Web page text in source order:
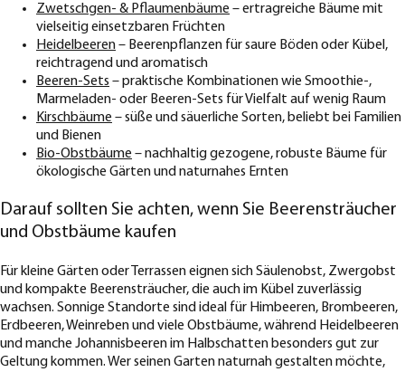
Zwetschgen- & Pflaumenbäume – ertragreiche Bäume mit
vielseitig einsetzbaren Früchten
Heidelbeeren– Beerenpflanzen für saure Böden oder Kübel,
reichtragend und aromatisch
Beeren-Sets – praktische Kombinationen wie Smoothie-,
Marmeladen- oder Beeren-Sets für Vielfalt auf wenig Raum
Kirschbäume – süße und säuerliche Sorten, beliebt bei Familien
und Bienen
Bio-Obstbäume – nachhaltig gezogene, robuste Bäume für
ökologische Gärten und naturnahes Ernten
Darauf sollten Sie achten, wenn Sie Beerensträucher
und Obstbäume kaufen
Für kleine Gärten oder Terrassen eignen sich Säulenobst, Zwergobst
und kompakte Beerensträucher, die auch im Kübel zuverlässig
wachsen. Sonnige Standorte sind ideal für Himbeeren, Brombeeren,
Erdbeeren, Weinreben und viele Obstbäume, während Heidelbeeren
und manche Johannisbeeren im Halbschatten besonders gut zur
Geltung kommen. Wer seinen Garten naturnah gestalten möchte,